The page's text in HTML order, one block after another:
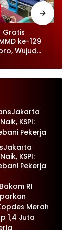
Gratis
ke-129
Wujud
KSPI:
Pekerja